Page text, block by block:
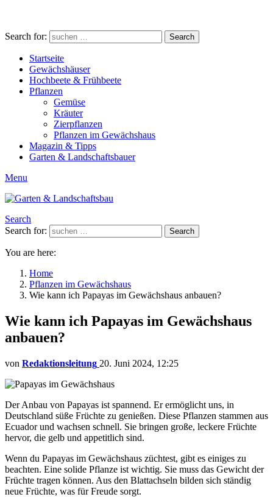
Search for: Search
Startseite
Gewächshäuser
Hochbeete & Frühbeete
Pflanzen
Gemüse
Kräuter
Zierpflanzen
Pflanzen im Gewächshaus
Magazin & Tipps
Garten & Landschaftsbauer
Menu
Search
Search for:
Search
You are here:
Home
Pflanzen im Gewächshaus
Wie kann ich Papayas im Gewächshaus anbauen?
Wie kann ich Papayas im Gewächshaus
anbauen?
von Redaktionsleitung 20. Juni 2024, 12:25
Der Anbau von Papayas ist spannend. Er ermöglicht uns, in
Deutschland süße Früchte zu genießen. Diese Pflanzen stammen aus
Ecuador und wachsen schnell. Sie bringen große, leckere Früchte
hervor, die gelb und appetitlich sind.
Wenn du Papayas im Gewächshaus züchtest, gibt es einiges zu
beachten. Eine solide Pflanze ist wichtig. Sie muss das Gewicht der
Früchte tragen können. Aus den Blattachseln bilden sich ständig
neue Früchte, was für Freude sorgt.